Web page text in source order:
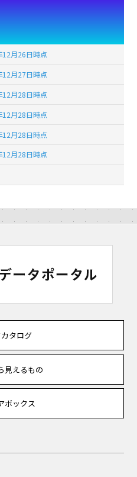
月26日時点
月27日時点
月28日時点
月28日時点
月28日時点
月28日時点
タログ
見えるもの
ボックス